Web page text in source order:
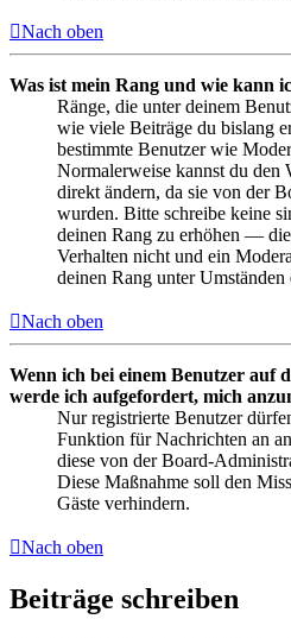
Nach oben
Was ist mein Rang und wie kann
Ränge, die unter deinem
wie viele Beiträge du bislang
bestimmte Benutzer wie
Normalerweise kannst du den
direkt ändern, da sie von der
wurden. Bitte schreibe keine
deinen Rang zu erhöhen —
Verhalten nicht und ein
deinen Rang unter
Nach oben
Wenn ich bei einem Benutzer auf
werde ich aufgefordert, mich
Nur registrierte Benutzer
Funktion für Nachrichten an
diese von der Board-
Diese Maßnahme soll den
Gäste verhindern.
Nach oben
Beiträge schreiben